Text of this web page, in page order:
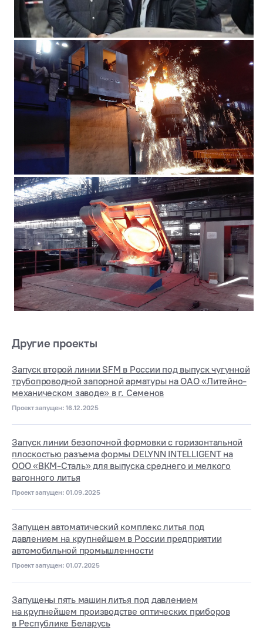
Другие проекты
Запуск второй линии SFM в России под выпуск чугунной
трубопроводной запорной арматуры на ОАО «Литейно-
механическом заводе» в г. Семенов
Проект запущен: 16.12.2025
Запуск линии безопочной формовки с горизонтальной
плоскостью разъема формы DELYNN INTELLIGENT на
ООО «ВКМ-Сталь» для выпуска среднего и мелкого
вагонного литья
Проект запущен: 01.09.2025
Запущен автоматический комплекс литья под
давлением на крупнейшем в России предприятии
автомобильной промышленности
Проект запущен: 01.07.2025
Запущены пять машин литья под давлением
на крупнейшем производстве оптических приборов
в Республике Беларусь